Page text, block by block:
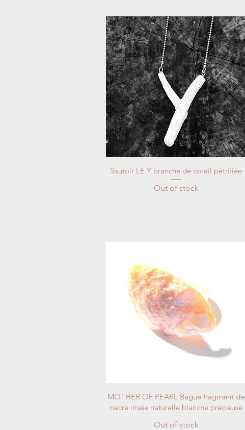
Sautoir LE Y branche de corail pétrifiée
Out of stock
MOTHER OF PEARL Bague fragment de
nacre irisée naturelle blanche précieuse
Out of stock